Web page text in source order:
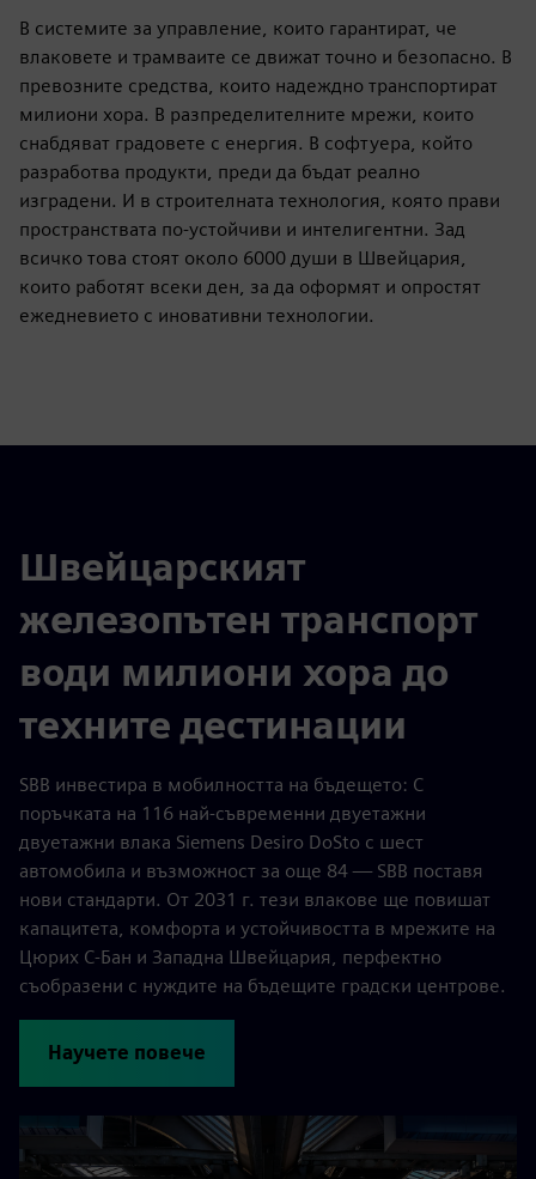
В системите за управление, които гарантират, че
влаковете и трамваите се движат точно и безопасно. В
превозните средства, които надеждно транспортират
милиони хора. В разпределителните мрежи, които
снабдяват градовете с енергия. В софтуера, който
разработва продукти, преди да бъдат реално
изградени. И в строителната технология, която прави
пространствата по-устойчиви и интелигентни. Зад
всичко това стоят около 6000 души в Швейцария,
които работят всеки ден, за да оформят и опростят
ежедневието с иновативни технологии.
Швейцарският
железопътен транспорт
води милиони хора до
техните дестинации
SBB инвестира в мобилността на бъдещето: С
поръчката на 116 най-съвременни двуетажни
двуетажни влака Siemens Desiro DoSto с шест
автомобила и възможност за още 84 — SBB поставя
нови стандарти. От 2031 г. тези влакове ще повишат
капацитета, комфорта и устойчивостта в мрежите на
Цюрих С-Бан и Западна Швейцария, перфектно
съобразени с нуждите на бъдещите градски центрове.
Научете повече